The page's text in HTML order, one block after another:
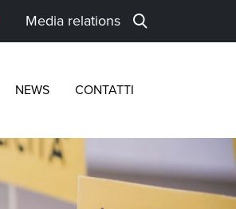
Media relations
NEWS CONTATTI